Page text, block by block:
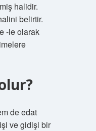
halidir.
belirtir.
-le olarak
de edat
ve gidişi bir